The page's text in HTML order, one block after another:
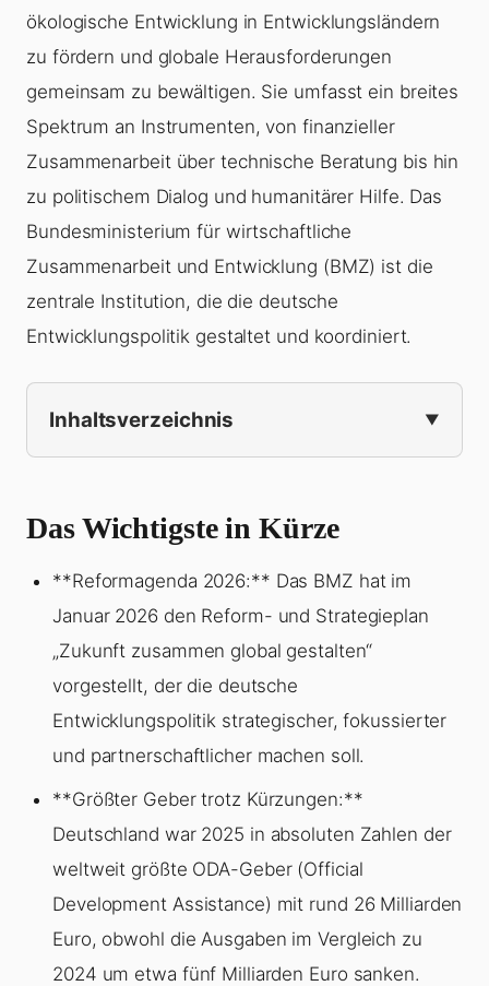
ökologische Entwicklung in Entwicklungsländern
zu fördern und globale Herausforderungen
gemeinsam zu bewältigen. Sie umfasst ein breites
Spektrum an Instrumenten, von finanzieller
Zusammenarbeit über technische Beratung bis hin
zu politischem Dialog und humanitärer Hilfe. Das
Bundesministerium für wirtschaftliche
Zusammenarbeit und Entwicklung (BMZ) ist die
zentrale Institution, die die deutsche
Entwicklungspolitik gestaltet und koordiniert.
Inhaltsverzeichnis
Das Wichtigste in Kürze
**Reformagenda 2026:** Das BMZ hat im
Januar 2026 den Reform- und Strategieplan
„Zukunft zusammen global gestalten“
vorgestellt, der die deutsche
Entwicklungspolitik strategischer, fokussierter
und partnerschaftlicher machen soll.
**Größter Geber trotz Kürzungen:**
Deutschland war 2025 in absoluten Zahlen der
weltweit größte ODA-Geber (Official
Development Assistance) mit rund 26 Milliarden
Euro, obwohl die Ausgaben im Vergleich zu
2024 um etwa fünf Milliarden Euro sanken.